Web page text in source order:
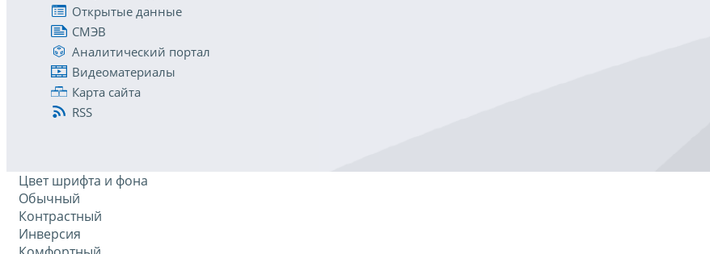
Открытые данные
СМЭВ
Аналитический портал
Видеоматериалы
Карта сайта
RSS
Цвет шрифта и фона
Обычный
Контрастный
Инверсия